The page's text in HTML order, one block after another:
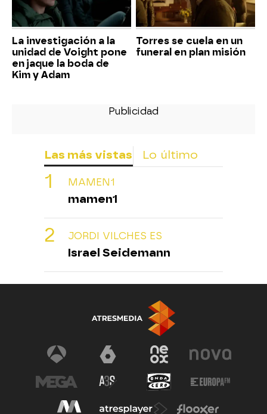
La investigación a la
unidad de Voight pone
en jaque la boda de
Kim y Adam
Torres se cuela en un
funeral en plan misión
Las más vistas Lo último
MAMEN1
mamen1
JORDI VILCHES ES
Israel Seidemann